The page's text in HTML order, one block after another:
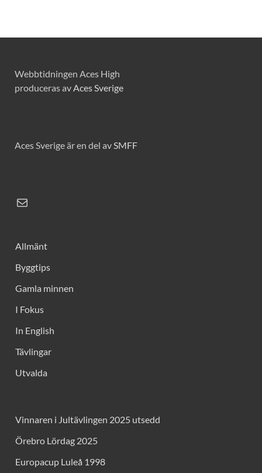
Webbtidningen Aces High
produceras avAces Sverige
Aces Sverige är en del avSMFF
Allmänt
Byggtips
Gamla minnen
I Fokus
In English
Tävlingar
Utvalda
Vinnaren i Jultävlingen 2025 utsedd
Örebro Lördag 2025
Europacup Luleå 1998